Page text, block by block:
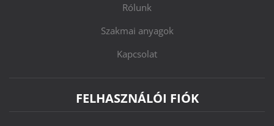
Rólunk
Szakmai anyagok
Kapcsolat
FELHASZNÁLÓI FIÓK